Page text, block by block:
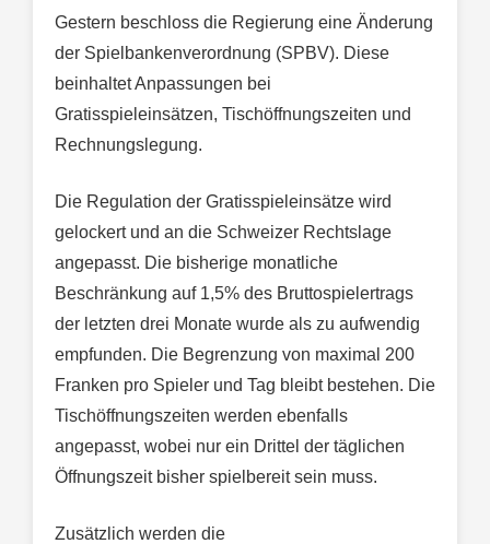
Gestern beschloss die Regierung eine Änderung
der Spielbankenverordnung (SPBV). Diese
beinhaltet Anpassungen bei
Gratisspieleinsätzen, Tischöffnungszeiten und
Rechnungslegung.
Die Regulation der Gratisspieleinsätze wird
gelockert und an die Schweizer Rechtslage
angepasst. Die bisherige monatliche
Beschränkung auf 1,5% des Bruttospielertrags
der letzten drei Monate wurde als zu aufwendig
empfunden. Die Begrenzung von maximal 200
Franken pro Spieler und Tag bleibt bestehen. Die
Tischöffnungszeiten werden ebenfalls
angepasst, wobei nur ein Drittel der täglichen
Öffnungszeit bisher spielbereit sein muss.
Zusätzlich werden die